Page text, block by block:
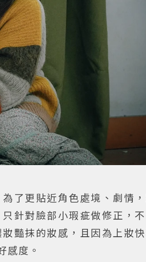
了更貼近角色處境、劇情
針對臉部小瑕疵做修正，
豔抹的妝感，且因為上妝
感度。